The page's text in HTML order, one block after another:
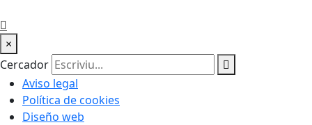
×
Cercador
Aviso legal
Política de cookies
Diseño web